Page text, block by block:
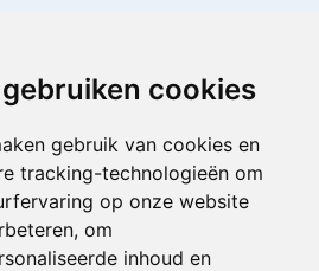
cookies
gebruik van cookies en
tracking-technologieën om
op onze website
om
inhoud en
VidaVilla.com
instellingen|Herroepingsrecht
Imprint|Informatie Beoordelingen